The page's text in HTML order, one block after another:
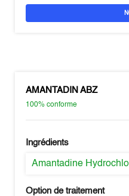
AMANTADIN ABZ
100%conforme
Ingrédients
Amantadine
Option de traitement